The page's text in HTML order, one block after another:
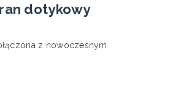
dotykowy
z nowoczesnym